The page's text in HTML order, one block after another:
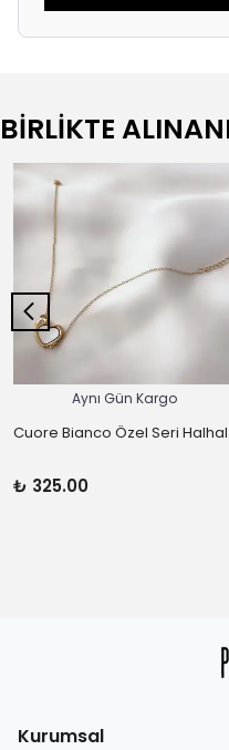
BİRLİKTE
Aynı Gün Kargo
Cuore Bianco Özel Seri Halhal
₺ 325.00
Kurumsal